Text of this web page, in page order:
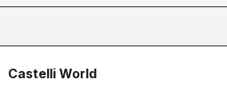
Castelli World